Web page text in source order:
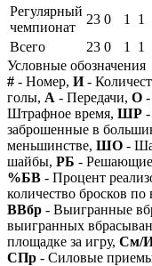
Регулярный
чемпионат
23 0 1 1
Всего
23 0 1 1
Условные обозначения
# - Номер, И-
голы, А - Передачи, О
Штрафное время, ШР
заброшенные в
меньшинстве, ШО -
шайбы, РБ - Решающие
%БВ - Процент
количество бросков по
ВВбр - Выигранные
выигранных
площадке за игру, См/
СПр - Силовые